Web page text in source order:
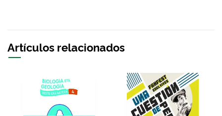
Artículos relacionados